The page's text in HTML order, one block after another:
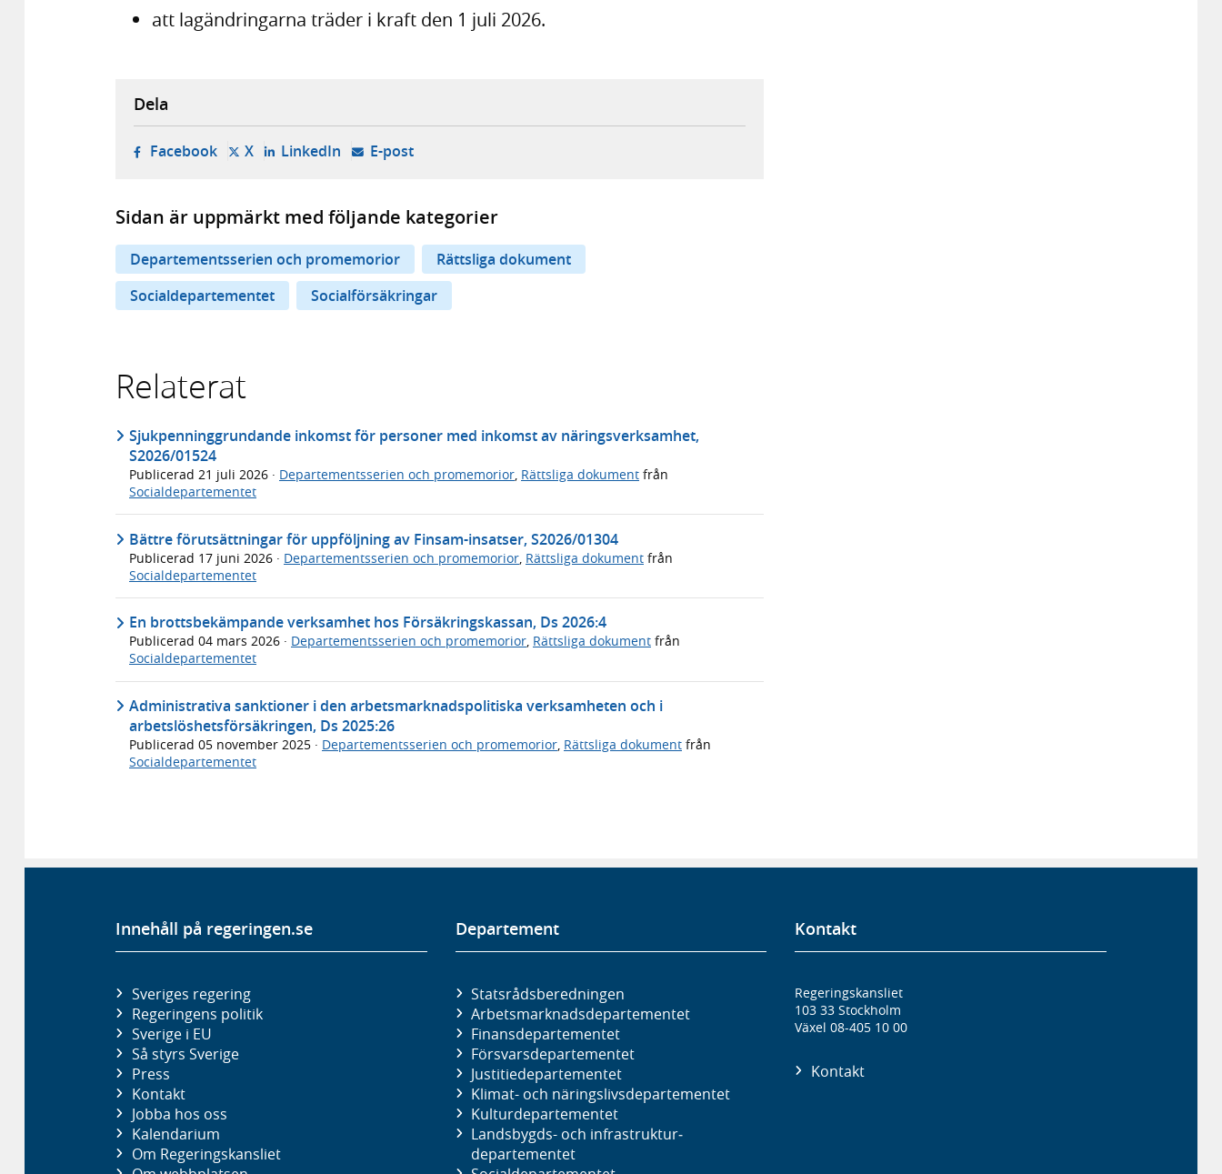
att lagändringarna träder i kraft den 1 juli 2026.
Dela
Facebook- öppnas i ny flik, extern webbplats,
X- öppnas i ny flik, extern webbplats,
LinkedIn- öppnas i ny flik, extern webbplats,
E-post- öppnar din e-postklient,
Sidan är uppmärkt med följande kategorier
Departementsserien och promemorior
Rättsliga dokument
Socialdepartementet
Socialförsäkringar
Relaterat
Sjukpenninggrundande inkomst för personer med inkomst av näringsverksamhet,
S2026/01524
Publicerad 21 juli 2026 · Departementsserien och promemorior, Rättsliga dokument från
Socialdepartementet
Bättre förutsättningar för uppföljning av Finsam-insatser, S2026/01304
Publicerad 17 juni 2026 · Departementsserien och promemorior Rättsliga dokument från
Socialdepartementet
En brottsbekämpande verksamhet hos Försäkringskassan, Ds 2026:4
Publicerad 04 mars 2026 · Departementsserien och promemorior, Rättsliga dokument från
Socialdepartementet
Administrativa sanktioner i den arbetsmarknadspolitiska verksamheten och i
arbetslöshetsförsäkringen, Ds 2025:26
Publicerad 05 november 2025 · Departementsserien och promemorior, Rättsliga dokument från
Socialdepartementet
Innehåll på regeringen.se
Sveriges regering
Regeringens politik
Sverige i EU
Så styrs Sverige
Press
Kontakt
Jobba hos oss
Kalendarium
Om Regeringskansliet
Departement
Statsrådsberedningen
Arbetsmarknads­departementet
Finans­departementet
Försvars­departementet
Justitie­departementet
Klimat- och näringslivs­departementet
Kultur­departementet
Landsbygds- och infrastruktur­
departementet
Kontakt
Regeringskansliet
103 33 Stockholm
Växel 08-405 10 00
Kontakt